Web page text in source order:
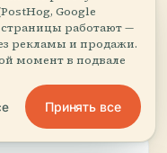
Италия
di Cesena)
Google
работают —
рекламы и продажи.
момент в подвале
Принять все